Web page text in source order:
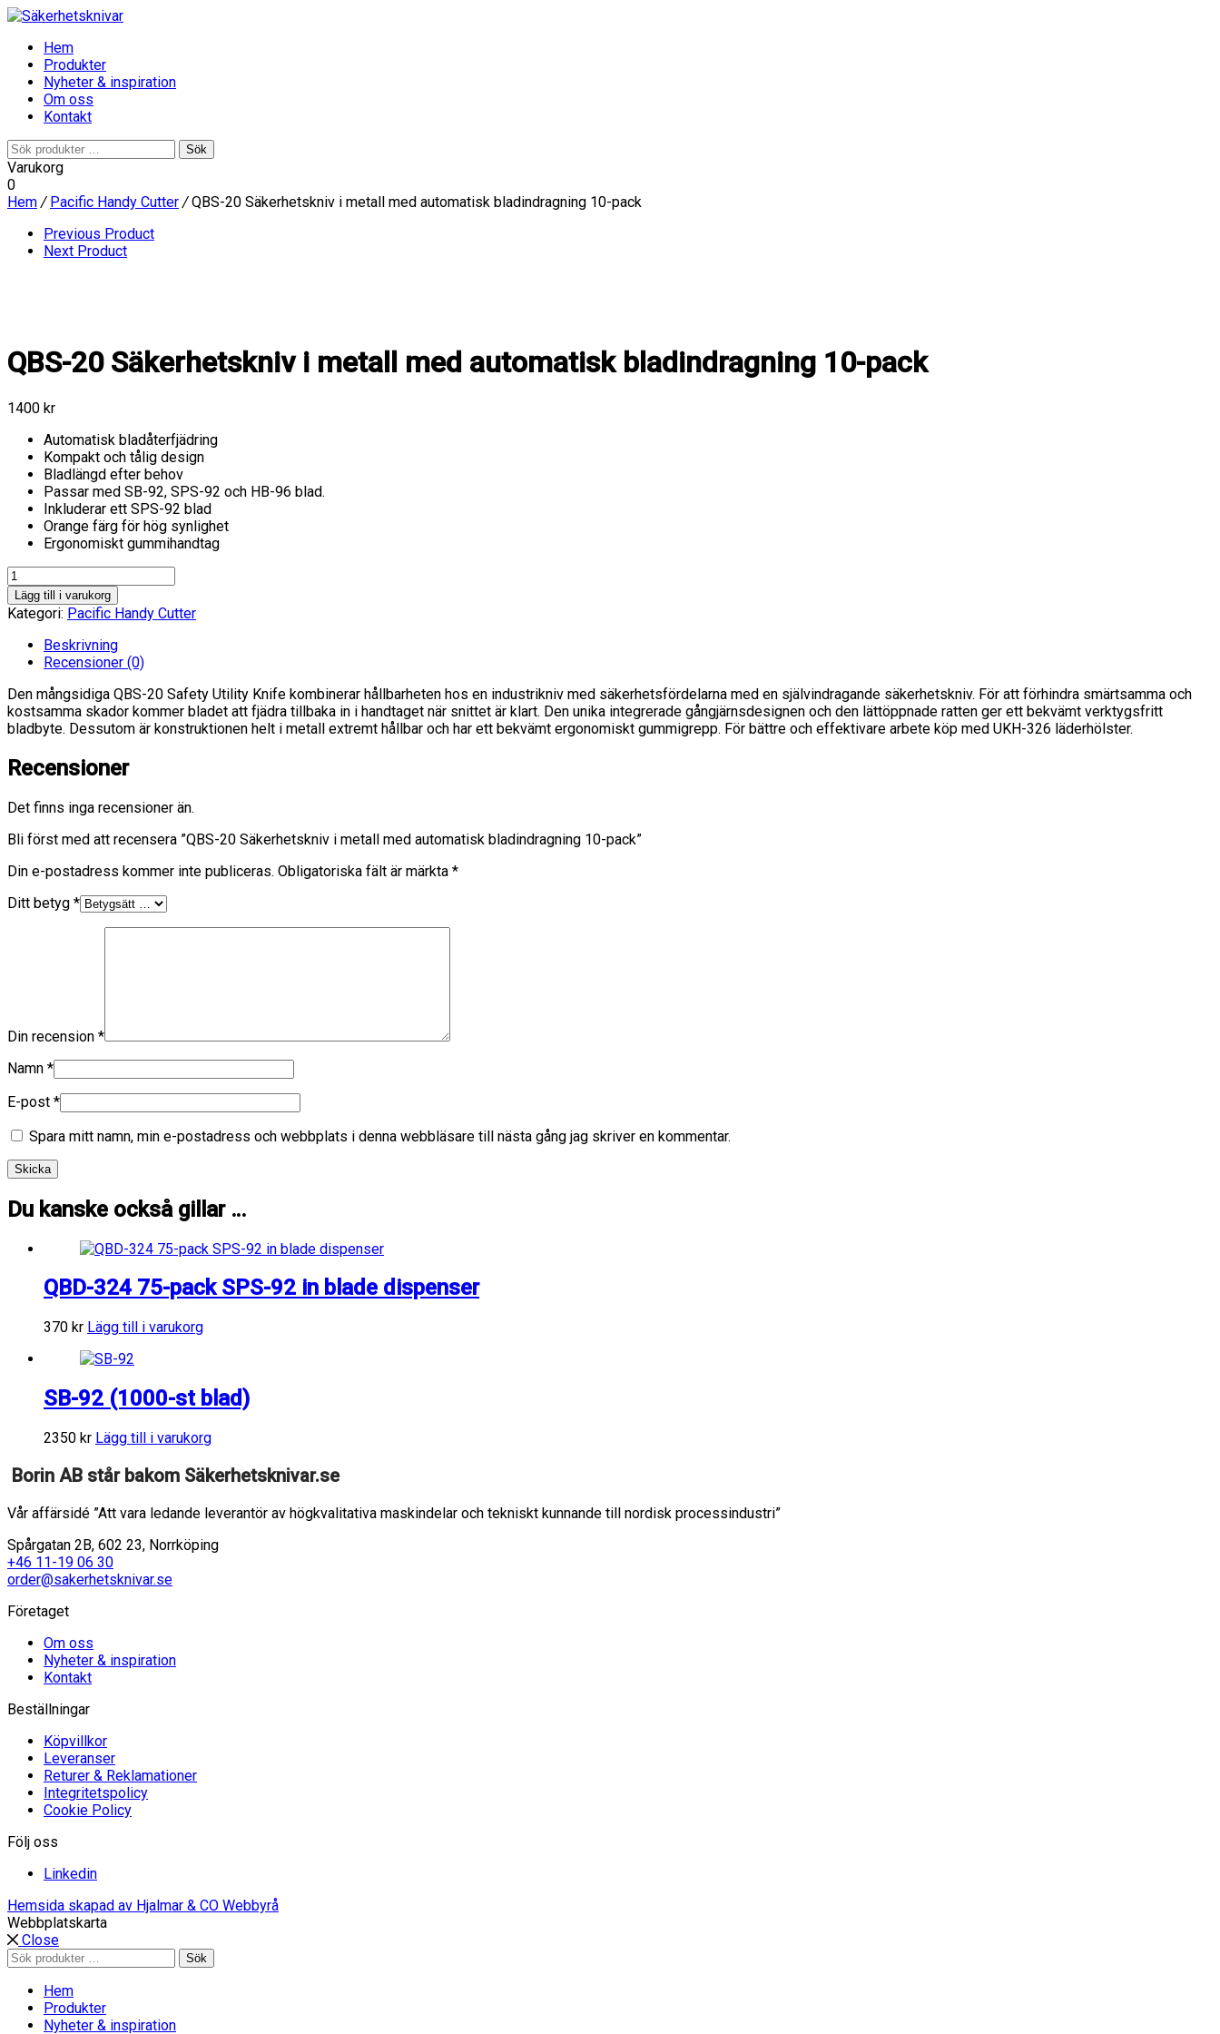
Hem
Produkter
Nyheter & inspiration
Om oss
Kontakt
Sök
efter:
Sök
Varukorg
0
Hem / Pacific Handy Cutter /QBS-20 Säkerhetskniv i metall med automatisk bladindragning 10-pack
Previous Product
Next Product
QBS-20 Säkerhetskniv i metall med automatisk bladindragning 10-pack
1400 kr
Automatisk bladåterfjädring
Kompakt och tålig design
Bladlängd efter behov
Passar med SB-92, SPS-92 och HB-96 blad.
Inkluderar ett SPS-92 blad
Orange färg för hög synlighet
Ergonomiskt gummihandtag
QBS-
20
Säkerhetskniv
metall
med
bladindragning
10-
pack
Lägg till i varukorg
Kategori: Pacific Handy Cutter
Beskrivning
Recensioner (0)
Den mångsidiga QBS-20 Safety Utility Knife kombinerar hållbarheten hos en industrikniv med säkerhetsfördelarna med en självindragande säkerhetskniv. För att förhindra smärtsamma och
kostsamma skador kommer bladet att fjädra tillbaka in i handtaget när snittet är klart. Den unika integrerade gångjärnsdesignen och den lättöppnade ratten ger ett bekvämt verktygsfritt
bladbyte. Dessutom är konstruktionen helt i metall extremt hållbar och har ett bekvämt ergonomiskt gummigrepp. För bättre och effektivare arbete köp med UKH-326 läderhölster.
Recensioner
Det finns inga recensioner än.
Bli först med att recensera ”QBS-20 Säkerhetskniv i metall med automatisk bladindragning 10-pack”
Din e-postadress kommer inte publiceras. Obligatoriska fält är märkta *
Ditt betyg *
Din recension *
Namn *
E-post *
Spara mitt namn, min e-postadress och webbplats i denna webbläsare till nästa gång jag skriver en kommentar.
Du kanske också gillar …
QBD-324 75-pack SPS-92 in blade dispenser
370 kr Lägg till i varukorg
SB-92 (1000-st blad)
2350 kr Lägg till i varukorg
Borin AB står bakom Säkerhetsknivar.se
Vår affärsidé ”Att vara ledande leverantör av högkvalitativa maskindelar och tekniskt kunnande till nordisk processindustri”
Spårgatan 2B, 602 23, Norrköping
+46 11-19 06 30
order@sakerhetsknivar.se
Företaget
Om oss
Nyheter & inspiration
Kontakt
Beställningar
Köpvillkor
Leveranser
Returer & Reklamationer
Integritetspolicy
Cookie Policy
Följ oss
Linkedin
Hemsida skapad av Hjalmar & CO Webbyrå
Webbplatskarta
Close
Sök
efter:
Sök
Hem
Produkter
Nyheter & inspiration